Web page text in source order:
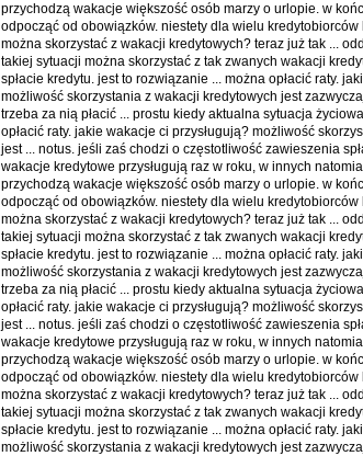
przychodzą wakacje większość osób marzy o urlopie. w
odpocząć od obowiązków. niestety dla wielu kredytobiorców
można skorzystać z wakacji kredytowych? teraz już tak ...
takiej sytuacji można skorzystać z tak zwanych wakacji
spłacie kredytu. jest to rozwiązanie ... można opłacić raty.
możliwość skorzystania z wakacji kredytowych jest
trzeba za nią płacić ... prostu kiedy aktualna sytuacja
opłacić raty. jakie wakacje ci przysługują? możliwość
jest ... notus. jeśli zaś chodzi o częstotliwość zawieszenia
wakacje kredytowe przysługują raz w roku, w innych
przychodzą wakacje większość osób marzy o urlopie. w
odpocząć od obowiązków. niestety dla wielu kredytobiorców
można skorzystać z wakacji kredytowych? teraz już tak ...
takiej sytuacji można skorzystać z tak zwanych wakacji
spłacie kredytu. jest to rozwiązanie ... można opłacić raty.
możliwość skorzystania z wakacji kredytowych jest
trzeba za nią płacić ... prostu kiedy aktualna sytuacja
opłacić raty. jakie wakacje ci przysługują? możliwość
jest ... notus. jeśli zaś chodzi o częstotliwość zawieszenia
wakacje kredytowe przysługują raz w roku, w innych
przychodzą wakacje większość osób marzy o urlopie. w
odpocząć od obowiązków. niestety dla wielu kredytobiorców
można skorzystać z wakacji kredytowych? teraz już tak ...
takiej sytuacji można skorzystać z tak zwanych wakacji
spłacie kredytu. jest to rozwiązanie ... można opłacić raty.
możliwość skorzystania z wakacji kredytowych jest